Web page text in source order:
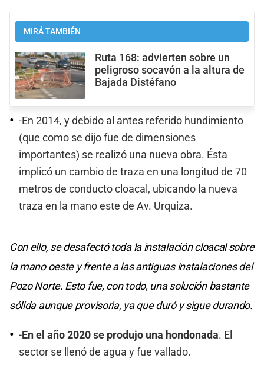
MIRÁ TAMBIÉN
Ruta 168: advierten sobre un
peligroso socavón a la altura de
Bajada Distéfano
-En 2014, y debido al antes referido hundimiento
(que como se dijo fue de dimensiones
importantes) se realizó una nueva obra. Ésta
implicó un cambio de traza en una longitud de 70
metros de conducto cloacal, ubicando la nueva
traza en la mano este de Av. Urquiza.
Con ello, se desafectó toda la instalación cloacal sobre
la mano oeste y frente a las antiguas instalaciones del
Pozo Norte. Esto fue, con todo, una solución bastante
sólida aunque provisoria, ya que duró y sigue durando.
-En el año 2020 se produjo una hondonada. El
sector se llenó de agua y fue vallado.